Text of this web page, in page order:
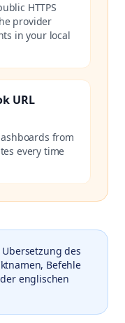
HTTPS
provider
in your local
URL
from
every time
des
Befehle
englischen